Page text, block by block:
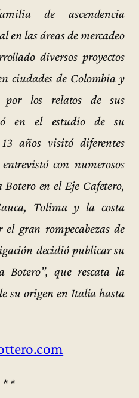
de ascendencia
en las áreas de mercadeo
diversos proyectos
ciudades de Colombia y
por los relatos de sus
en el estudio de su
años visitó diferentes
con numerosos
en el Eje Cafetero,
Tolima y la costa
gran rompecabezas de
decidió publicar su
Botero”, que rescata la
su origen en Italia hasta
* *